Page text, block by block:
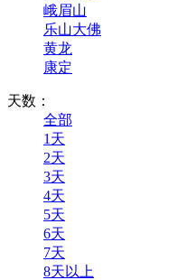
峨眉山
乐山大佛
黄龙
康定
天数：
全部
1天
2天
3天
4天
5天
6天
7天
8天以上